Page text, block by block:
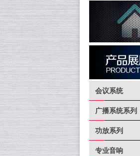
会议系统
广播系统系列
功放系列
专业音响